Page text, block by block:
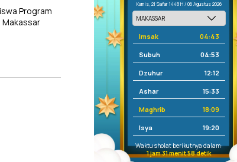
Program
Makassar
Kamis, 21 Safar 1448 H / 06 Agustus 2026
Imsak 04:43
Subuh 04:53
Dzuhur 12:12
Ashar 15:33
Maghrib 18:09
Isya 19:20
Waktu sholat berikutnya dalam:
1 jam 31 menit 58 detik